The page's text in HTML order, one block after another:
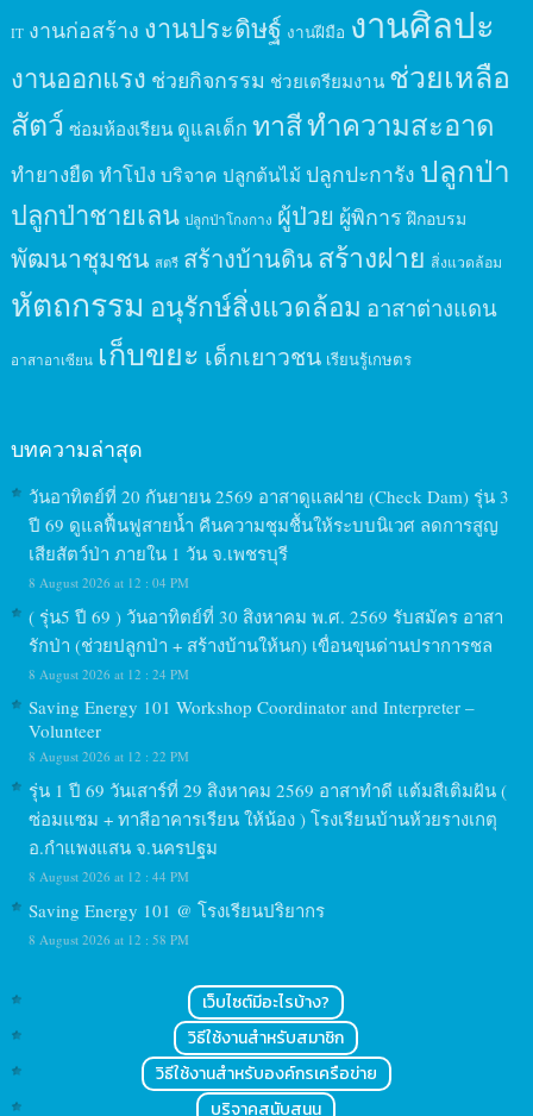
IT งานก่อสร้าง งานประดิษฐ์ งานฝีมือ งานศิลปะ
งานออกแรง ช่วยกิจกรรม ช่วยเตรียมงาน ช่วยเหลือ
สัตว์ ซ่อมห้องเรียน ดูแลเด็ก ทาสีทำความสะอาด
ทำยางยืด ทำโป่ง บริจาค ปลูกต้นไม้ ปลูกปะการัง ปลูกป่า
ปลูกป่าชายเลน ปลูกป่าโกงกาง ผู้ป่วย ผู้พิการ ฝึกอบรม
พัฒนาชุมชน สตรี สร้างบ้านดินสร้างฝาย สิ่งแวดล้อม
หัตถกรรม อนุรักษ์สิ่งแวดล้อม อาสาต่างแดน
อาสาอาเซียน เก็บขยะ เด็กเยาวชน เรียนรู้เกษตร
บทความล่าสุด
วันอาทิตย์ที่ 20 กันยายน 2569 อาสาดูแลฝาย (Check Dam) รุ่น 3
ปี 69 ดูแลฟื้นฟูสายน้ำ คืนความชุมชื้นให้ระบบนิเวศ ลดการสูญ
เสียสัตว์ป่า ภายใน 1 วัน จ.เพชรบุรี
8 August 2026 at 12 : 04 PM
( รุ่น5 ปี 69 ) วันอาทิตย์ที่ 30 สิงหาคม พ.ศ. 2569 รับสมัคร อาสา
รักป่า (ช่วยปลูกป่า + สร้างบ้านให้นก) เขื่อนขุนด่านปราการชล
8 August 2026 at 12 : 24 PM
Saving Energy 101 Workshop Coordinator and Interpreter –
Volunteer
8 August 2026 at 12 : 22 PM
รุ่น 1 ปี 69 วันเสาร์ที่ 29 สิงหาคม 2569 อาสาทำดี แต้มสีเติมฝัน (
ซ่อมแซม + ทาสีอาคารเรียน ให้น้อง ) โรงเรียนบ้านห้วยรางเกตุ
อ.กำแพงแสน จ.นครปฐม
8 August 2026 at 12 : 44 PM
Saving Energy 101 @ โรงเรียนปริยากร
8 August 2026 at 12 : 58 PM
เว็บไซต์มีอะไรบ้าง?
วิธีใช้งานสำหรับสมาชิก
วิธีใช้งานสำหรับองค์กรเครือข่าย
บริจาคสนับสนุน